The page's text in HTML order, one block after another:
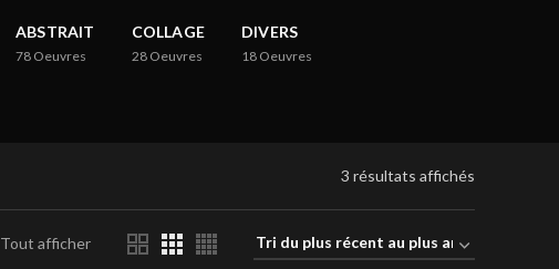
ABSTRAIT
78 Oeuvres
COLLAGE
28 Oeuvres
DIVERS
18 Oeuvres
3 résultats affichés
Tout afficher